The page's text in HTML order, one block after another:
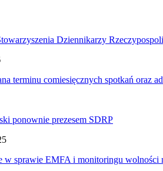
Dziennikarzy
terminu comiesięcznych spotkań oraz
ponownie prezesem SDRP
w sprawie EMFA i monitoringu wolności